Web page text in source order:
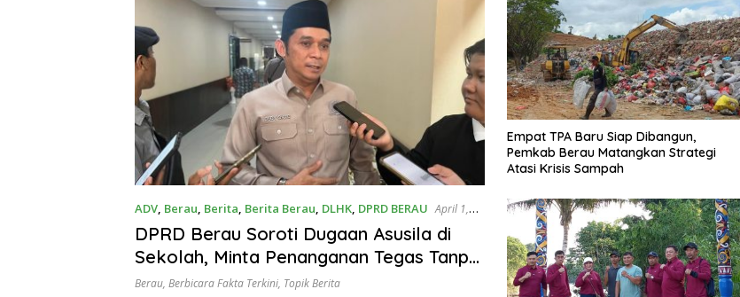
ADV, Berau, Berita, Berita Berau, DLHK, DPRD BERAU April 1,
2026
DPRD Berau Soroti Dugaan Asusila di
Sekolah, Minta Penanganan Tegas Tanpa
Kompromi
Berau, Berbicara Fakta Terkini, Topik Berita
Empat TPA Baru Siap Dibangun,
Pemkab Berau Matangkan Strategi
Atasi Krisis Sampah